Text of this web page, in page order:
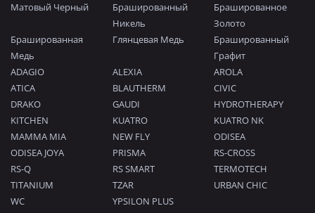
Матовый Черный
Брашированный
Никель
Брашированное
Золото
Брашированная
Медь
Глянцевая Медь
Брашированный
Графит
ADAGIO
ALEXIA
AROLA
ATICA
BLAUTHERM
CIVIC
DRAKO
GAUDI
HYDROTHERAPY
KITCHEN
KUATRO
KUATRO NK
MAMMA MIA
NEW FLY
ODISEA
ODISEA JOYA
PRISMA
RS-CROSS
RS-Q
RS SMART
TERMOTECH
TITANIUM
TZAR
URBAN CHIC
WC
YPSILON PLUS